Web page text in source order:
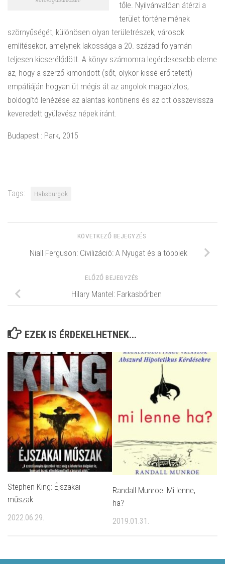
tőle. Nyilvánvalóan átérzi a
terület történelmének
szörnyűségét, különösen olyan területrészek, városok
említésekor, amelynek lakossága a 20. század folyamán
teljesen kicserélődött. A könyv számomra legérdekesebb eleme
az, hogy a szerző kimondott (sőt, olykor kissé erőltetett)
empátiáján hogyan üt mégis át az angolok magabiztos,
boldogító lenézése az alantas kontinens és az ott összevissza
keveredett gyülevész népek iránt.
Budapest : Park, 2015
Tags: Habsburgok
KÖVETKEZŐ BEJEGYZÉS
Niall Ferguson: Civilizáció: A Nyugat és a többiek
ELŐZŐ BEJEGYZÉS
Hilary Mantel: Farkasbőrben
EZEK IS ÉRDEKELHETNEK...
Stephen King: Éjszakai
műszak
2022.06.29.
Randall Munroe: Mi lenne,
ha?
2019.01.31.